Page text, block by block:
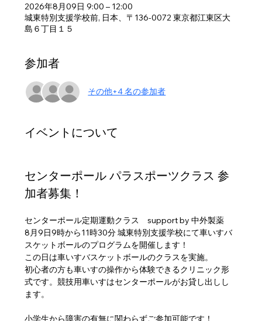
2026年8月09日 9:00 – 12:00
城東特別支援学校前, 日本、〒136-0072 東京都江東区大
島６丁目１５
参加者
その他+4 名の参加者
イベントについて
センターポール パラスポーツクラス 参
加者募集！
センターポール定期運動クラス　support by 中外製薬
8月9日9時から11時30分 城東特別支援学校にて車いすバ
スケットボールのプログラムを開催します！
この日は車いすバスケットボールのクラスを実施。
初心者の方も車いすの操作から体験できるクリニック形
式です。競技用車いすはセンターポールがお貸し出しし
ます。
小学生から障害の有無に関わらずご参加可能です！